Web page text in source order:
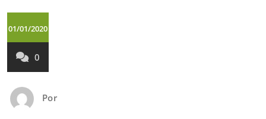
01/01/2020
0
Por